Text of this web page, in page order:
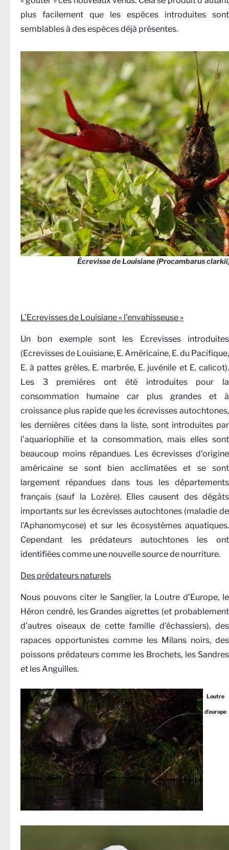
plus facilement que les espèces introduites sont
semblables à des espèces déjà présentes.
Écrevisse de Louisiane (Procambarus
L’Ecrevisses de Louisiane « l’envahisseuse »
Un bon exemple sont les Ecrevisses introduites
(Ecrevisses de Louisiane, E. Américaine, E. du Pacifique,
E. à pattes grêles, E. marbrée, E. juvénile et E. calicot).
Les 3 premières ont été introduites pour la
consommation humaine car plus grandes et à
croissance plus rapide que les écrevisses autochtones,
les dernières citées dans la liste, sont introduites par
l’aquariophilie et la consommation, mais elles sont
beaucoup moins répandues. Les écrevisses d’origine
américaine se sont bien acclimatées et se sont
largement répandues dans tous les départements
français (sauf la Lozère). Elles causent des dégâts
importants sur les écrevisses autochtones (maladie de
l’Aphanomycose) et sur les écosystèmes aquatiques.
Cependant les prédateurs autochtones les ont
identifiées comme une nouvelle source de nourriture.
Des prédateurs naturels
Nous pouvons citer le Sanglier, la Loutre d’Europe, le
Héron cendré, les Grandes aigrettes (et probablement
d’autres oiseaux de cette famille d’échassiers), des
rapaces opportunistes comme les Milans noirs, des
poissons prédateurs comme les Brochets, les Sandres
et les Anguilles.
Loutre
d’europe